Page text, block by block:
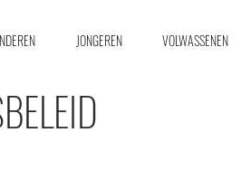
JONGEREN VOLWASSENEN